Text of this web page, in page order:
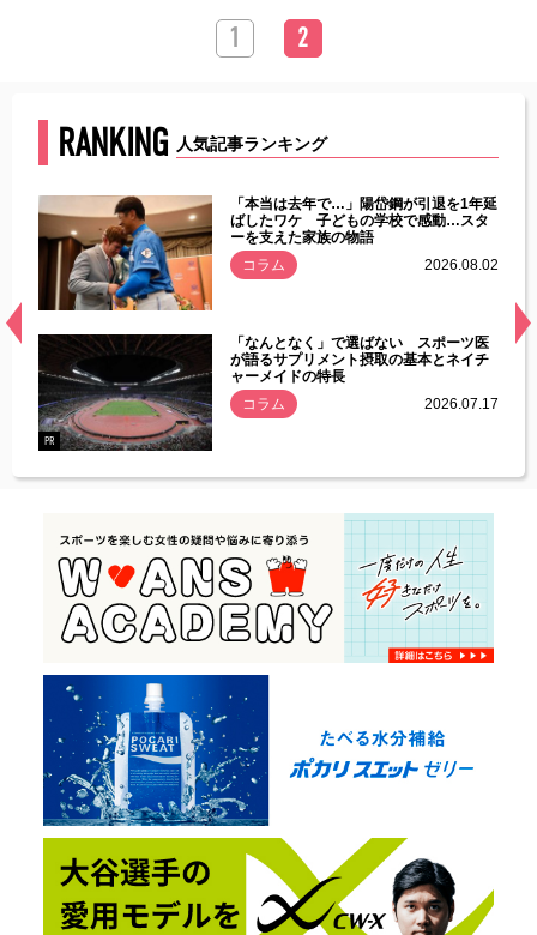
1 2
RANKING 人気記事ランキング
常
「本当は去年で…」陽岱鋼が引退を1年延
ばしたワケ 子どもの学校で感動…スタ
ーを支えた家族の物語
コラム
2026.08.02
PR
「なんとなく」で選ばない スポーツ医
が語るサプリメント摂取の基本とネイチ
ャーメイドの特長
コラム
2026.07.17